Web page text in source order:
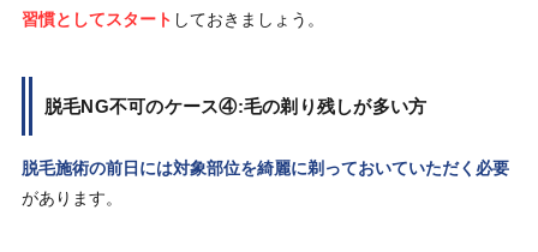
習慣としてスタート しておきましょう。
脱毛NG不可のケース④:毛の剃り残しが多い方
脱毛施術の前日には対象部位を綺麗に剃っておいていただく必要
があります。